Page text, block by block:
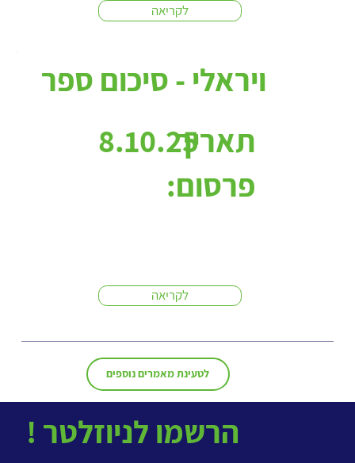
לטעינת מאמרים נוספים
לקריאה
ויראלי - סיכום ספר
לקריאה
8.10.25תאריך
פרסום:
! הרשמו לניוזלטר